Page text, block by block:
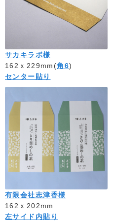
サカキラボ様
162ｘ229mm(角6)
センター貼り
有限会社志津香様
162ｘ202mm
左サイド内貼り